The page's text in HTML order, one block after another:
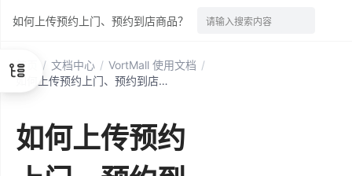
首页 / 文档中心 / VortMall 使用文档 /
如何上传预约上门、预约到店商品？
如何上传预约
如何上传预约上门、预约到店商品？ 请输入搜索内容